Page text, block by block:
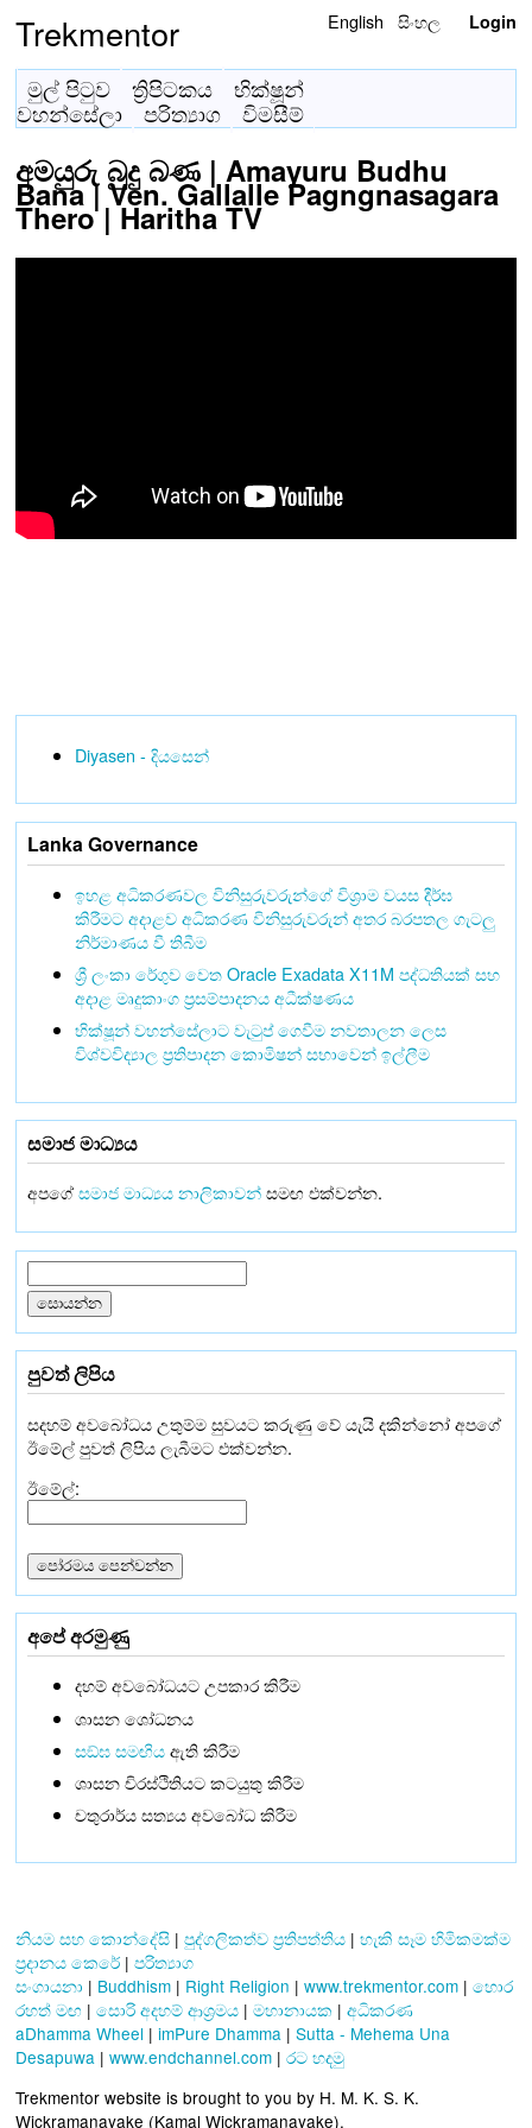
Trekmentor English සිංහල Login
මුල් පිටුව ත්‍රිපිටකය
භික්ෂූන්
වහන්සේලා
පරිත්‍යාග විමසීම්
අමයුරු බුදු බණ | Amayuru Budhu
Bana | Ven. Gallalle Pagngnasagara
Thero | Haritha TV
Diyasen - දියසෙන්
Lanka Governance
ඉහළ අධිකරණවල විනිසුරුවරුන්ගේ විශ්‍රාම වයස දීර්ඝ
කිරීමට අදාළව අධිකරණ විනිසුරුවරුන් අතර බරපතල ගැටලු
නිර්මාණය වී තිබීම
ශ්‍රී ලංකා රේගුව වෙත Oracle Exadata X11M පද්ධතියක් සහ
අදාළ මෘදුකාංග ප්‍රසම්පාදනය අධීක්ෂණය
භික්ෂූන් වහන්සේලාට වැටුප් ගෙවීම නවතාලන ලෙස
විශ්වවිද්‍යාල ප්‍රතිපාදන කොමිෂන් සභාවෙන් ඉල්ලීම
සමාජ මාධ්‍යය
අපගේසමාජ මාධ්‍යය නාලිකාවන්සමඟ එක්වන්න.
පුවත් ලිපිය
සදහම් අවබෝධය උතුම්ම සුවයට කරුණු වේ යැයි දකින්නෝ අපගේ
ඊමේල් පුවත් ලිපිය ලැබීමට එක්වන්න.
ඊමේල්:
අපේ අරමුණු
දහම් අවබෝධයට උපකාර කිරීම
ශාසන ශෝධනය
සඞ්‌ඝ සමඟියඇති කිරීම
ශාසන චිරස්ථිතියට කටයුතු කිරීම
චතුරාර්ය සත්‍යය අවබෝධ කිරීම
නියම සහ කොන්දේසි | පුද්ගලිකත්ව ප්‍රතිපත්තිය | හැකි සෑම හිමිකමක්ම
ප්‍රදානය කෙරේ | පරිත්‍යාග
සංගායනා | Buddhism | Right Religion | www.trekmentor.com | හොර
රහත් මඟ | සොරි අදහම් ආශ්‍රමය | මහානායක | අධිකරණ
aDhamma Wheel | imPure Dhamma | Sutta - Mehema Una
Desapuwa | www.endchannel.com | රට හදමු
Trekmentor website is brought to you by H. M. K. S. K.
Wickramanayake (Kamal Wickramanayake).